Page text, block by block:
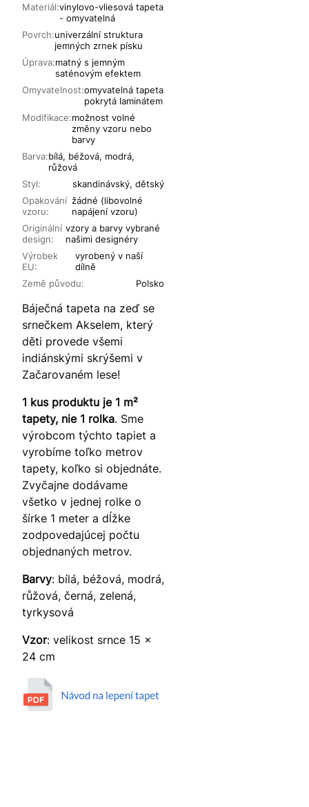
Materiál:vinylovo-vliesová tapeta
- omyvatelná
Povrch:univerzální struktura
jemných zrnek písku
Úprava:matný s jemným
saténovým efektem
Omyvatelnost:omyvatelná tapeta
pokrytá laminátem
Modifikace:možnost volné
změny vzoru nebo
barvy
Barva:bílá, béžová, modrá,
růžová
Opakování
vzoru:
žádné (libovolné
napájení vzoru)
Originální
design:
vzory a barvy vybrané
našimi designéry
Výrobek
EU:
vyrobený v naší
dílně
Styl: skandinávský, dětský
Země původu: Polsko
Báječná tapeta na zeď se
srnečkem Akselem, který
děti provede všemi
indiánskými skrýšemi v
Začarovaném lese!
1 kus produktu je 1 m²
tapety, nie 1 rolka. Sme
výrobcom týchto tapiet a
vyrobíme toľko metrov
tapety, koľko si objednáte.
Zvyčajne dodávame
všetko v jednej rolke o
šírke 1 meter a dĺžke
zodpovedajúcej počtu
objednaných metrov.
Barvy: bílá, béžová, modrá,
růžová, černá, zelená,
tyrkysová
Vzor: velikost srnce 15 x
24 cm